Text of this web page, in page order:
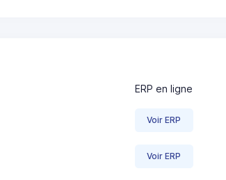
ERP en ligne
Voir ERP
Voir ERP